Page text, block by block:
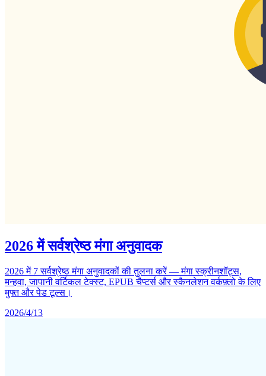
2026 में सर्वश्रेष्ठ मंगा अनुवादक
2026 में 7 सर्वश्रेष्ठ मंगा अनुवादकों की तुलना करें — मंगा स्क्रीनशॉट्स,
मन्हवा, जापानी वर्टिकल टेक्स्ट, EPUB चैप्टर्स और स्कैनलेशन वर्कफ़्लो के लिए
मुफ्त और पेड टूल्स।
2026/4/13